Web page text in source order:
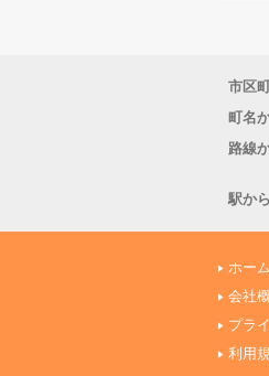
市区
町名
路線
駅か
ホーム
会社
プラ
利用